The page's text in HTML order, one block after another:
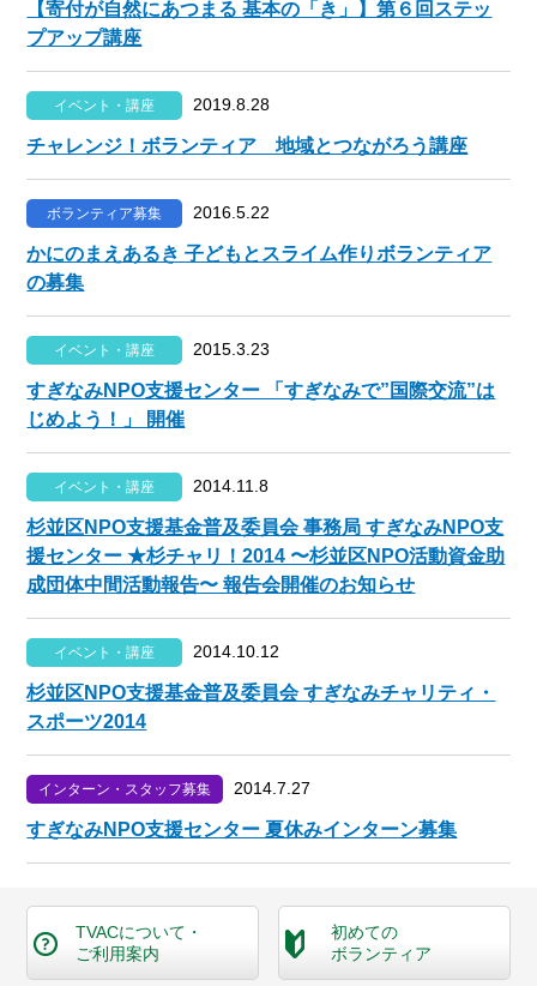
【寄付が自然にあつまる 基本の「き」】第６回ステッ
プアップ講座
イベント・講座 2019.8.28
チャレンジ！ボランティア 地域とつながろう講座
ボランティア募集 2016.5.22
かにのまえあるき 子どもとスライム作りボランティア
の募集
イベント・講座 2015.3.23
すぎなみNPO支援センター 「すぎなみで”国際交流”は
じめよう！」 開催
イベント・講座 2014.11.8
杉並区NPO支援基金普及委員会 事務局 すぎなみNPO支
援センター ★杉チャリ！2014 〜杉並区NPO活動資金助
成団体中間活動報告〜 報告会開催のお知らせ
イベント・講座 2014.10.12
杉並区NPO支援基金普及委員会 すぎなみチャリティ・
スポーツ2014
インターン・スタッフ募集 2014.7.27
すぎなみNPO支援センター 夏休みインターン募集
TVACについて・
ご利用案内
初めての
ボランティア